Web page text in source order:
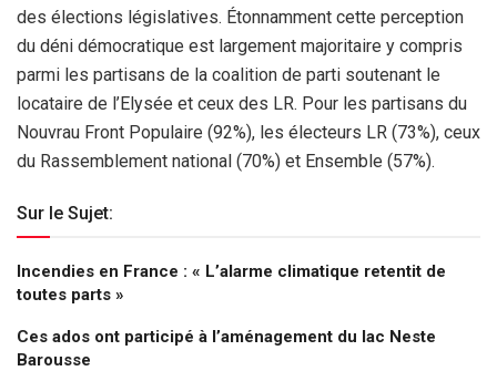
des élections législatives. Étonnamment cette perception
du déni démocratique est largement majoritaire y compris
parmi les partisans de la coalition de parti soutenant le
locataire de l’Elysée et ceux des LR. Pour les partisans du
Nouvrau Front Populaire (92%), les électeurs LR (73%), ceux
du Rassemblement national (70%) et Ensemble (57%).
Sur le Sujet:
Incendies en France : « L’alarme climatique retentit de
toutes parts »
Ces ados ont participé à l’aménagement du lac Neste
Barousse